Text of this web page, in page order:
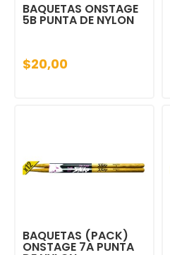
BAQUETAS ONSTAGE
5B PUNTA DE NYLON
$20,00
BAQUETAS (PACK)
ONSTAGE 7A PUNTA